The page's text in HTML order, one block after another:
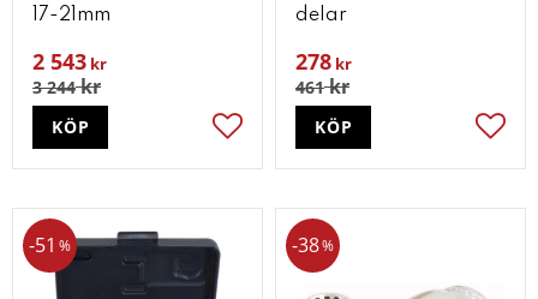
17-21mm
2 543 kr
3 244kr
Lägg till i favoriter
KÖP
delar
278 kr
461kr
KÖP
51 % 38%